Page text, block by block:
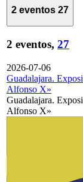
2 eventos 27
2 eventos, 27
2026-07-06
Guadalajara.
Alfonso X»
Guadalajara.
Alfonso X»